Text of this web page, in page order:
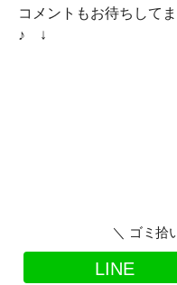
コメントもお待ちして
♪ ↓
＼ ゴミ拾
LINE